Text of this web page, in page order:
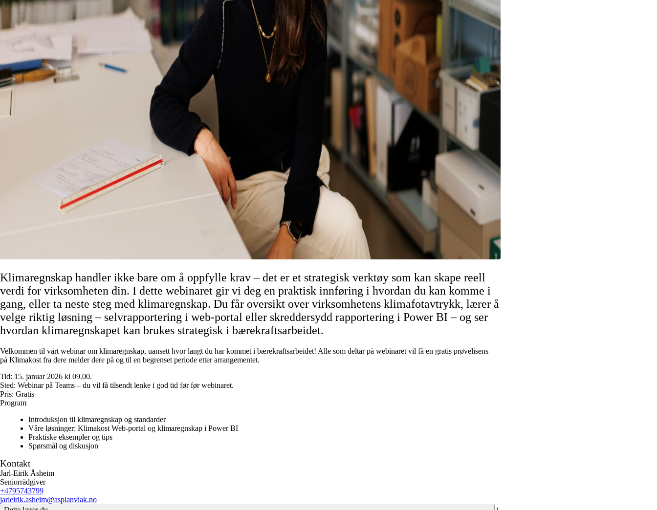
Klimaregnskap handler ikke bare om å oppfylle krav – det er et strategisk verktøy som kan skape reell
verdi for virksomheten din. I dette webinaret gir vi deg en praktisk innføring i hvordan du kan komme i
gang, eller ta neste steg med klimaregnskap. Du får oversikt over virksomhetens klimafotavtrykk, lærer å
velge riktig løsning – selvrapportering i web-portal eller skreddersydd rapportering i Power BI – og ser
hvordan klimaregnskapet kan brukes strategisk i bærekraftsarbeidet.
Velkommen til vårt webinar om klimaregnskap, uansett hvor langt du har kommet i bærekraftsarbeidet! Alle som deltar på webinaret vil få en gratis prøvelisens
på Klimakost fra dere melder dere på og til en begrenset periode etter arrangementet.
Tid: 15. januar 2026 kl 09.00.
Sted: Webinar på Teams – du vil få tilsendt lenke i god tid før før webinaret.
Pris: Gratis
Program
Introduksjon til klimaregnskap og standarder
Våre løsninger: Klimakost Web-portal og klimaregnskap i Power BI
Praktiske eksempler og tips
Spørsmål og diskusjon
Kontakt
Jarl-Eirik Åsheim
Seniorrådgiver
+4795743799
jarleirik.asheim@asplanviak.no